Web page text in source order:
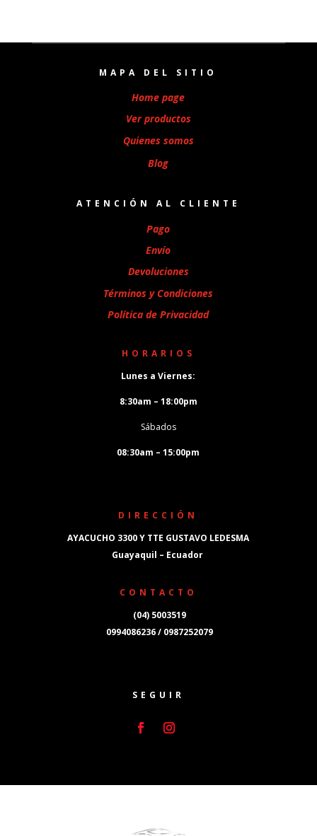
MAPA DEL SITIO
Home page
Ver productos
Quienes somos
Blog
ATENCIÓN AL CLIENTE
Pago
Envío
Devoluciones
Términos y Condiciones
Política de Privacidad
HORARIOS
Lunes a Viernes:
8:30am – 18:00pm
Sábados
08:30am – 15:00pm
DIRECCIÓN
AYACUCHO 3300 Y TTE GUSTAVO LEDESMA
Guayaquil – Ecuador
CONTACTO
(04) 5003519
0994086236 / 0987252079
SEGUIR